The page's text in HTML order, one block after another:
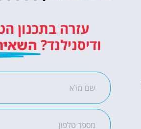
כרטיסי כניסה
עזרה בתכנון
ודיסנילנד?